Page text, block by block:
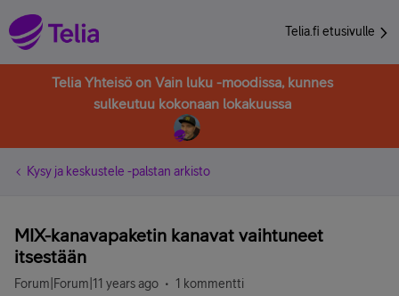
Telia.fi etusivulle
Telia Yhteisö on Vain luku -moodissa, kunnes
sulkeutuu kokonaan lokakuussa
Kysy ja keskustele -palstan arkisto
MIX-kanavapaketin kanavat vaihtuneet
itsestään
Forum|Forum|11 years ago 1 kommentti